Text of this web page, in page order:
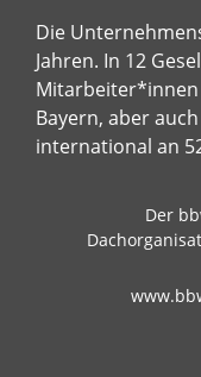
Die
Jahren. In 12
Bayern, aber
international an
Der